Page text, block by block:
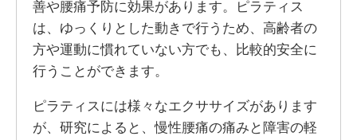
善や腰痛予防に効果があります。ピラティス
は、ゆっくりとした動きで行うため、高齢者の
方や運動に慣れていない方でも、比較的安全に
行うことができます。
ピラティスには様々なエクササイズがあります
が、研究によると、慢性腰痛の痛みと障害の軽